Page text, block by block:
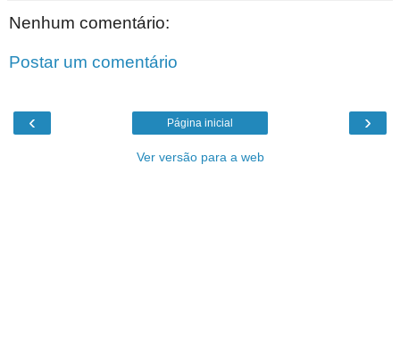
Nenhum comentário:
Postar um comentário
‹ ›
Página inicial
Ver versão para a web